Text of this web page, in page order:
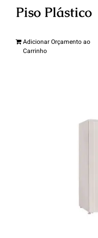
Piso Plástico
Adicionar Orçamento ao
Carrinho